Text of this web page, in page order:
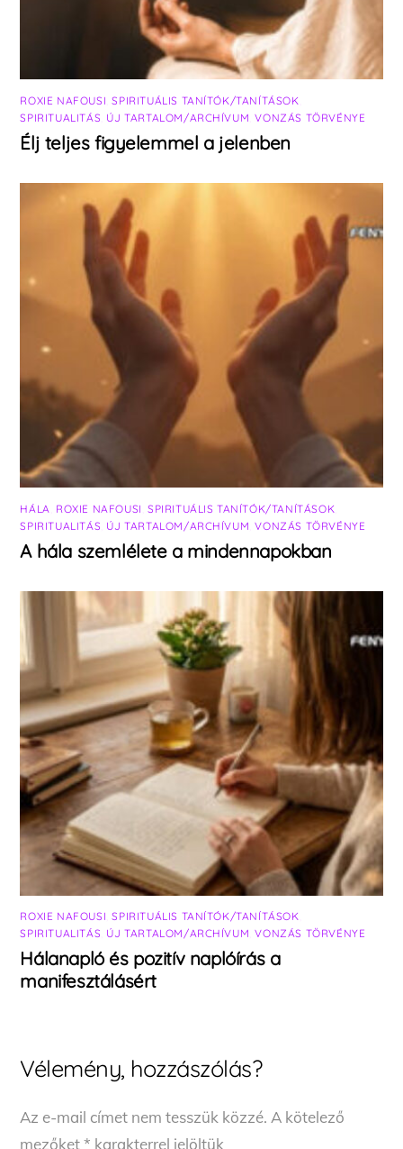
ROXIE NAFOUSI ,SPIRITUÁLIS TANÍTÓK/TANÍTÁSOK
SPIRITUALITÁS ÚJ TARTALOM/ARCHÍVUM ,VONZÁS TÖRVÉNYE
Élj teljes figyelemmel a jelenben
HÁLA ROXIE NAFOUSI SPIRITUÁLIS TANÍTÓK/TANÍTÁSOK
SPIRITUALITÁS ÚJ TARTALOM/ARCHÍVUM ,VONZÁS TÖRVÉNYE
A hála szemlélete a mindennapokban
ROXIE NAFOUSI ,SPIRITUÁLIS TANÍTÓK/TANÍTÁSOK
SPIRITUALITÁS ÚJ TARTALOM/ARCHÍVUM ,VONZÁS TÖRVÉNYE
Hálanapló és pozitív naplóírás a
manifesztálásért
Vélemény, hozzászólás?
Az e-mail címet nem tesszük közzé. A kötelező
mezőket* karakterrel jelöltük